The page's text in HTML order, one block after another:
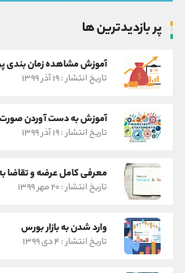
پر بازدیدترین ها
آموزش مشاهده زمان بندی
تاریخ انتشار : ۱۹ آذر ۱۳۹۹
آموزش به دست آوردن
تاریخ انتشار : ۱۹ آذر ۱۳۹۹
معرفی کامل عرضه و تقاضا
تاریخ انتشار : ۲۰ مهر ۱۳۹۹
وارد شدن به بازار بورس
تاریخ انتشار : ۴ دی ۱۳۹۹